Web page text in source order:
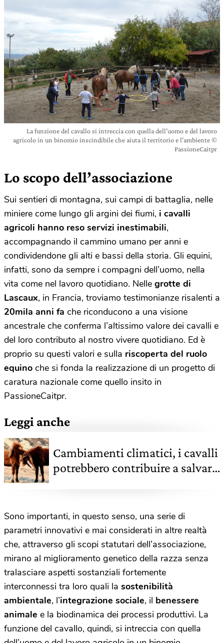
La funzione del cavallo si intreccia con quella dell’uomo e del lavoro
agricolo in un binomio inscindibile che aiuta il territorio e l’ambiente ©
PassioneCaitpr
Lo scopo dell’associazione
Sui sentieri di montagna, sui campi di battaglia, nelle
miniere come lungo gli argini dei fiumi, i cavalli
agricoli hanno reso servizi inestimabili,
accompagnando il cammino umano per anni e
condividendone gli alti e bassi della storia. Gli equini,
infatti, sono da sempre i compagni dell’uomo, nella
vita come nel lavoro quotidiano. Nelle grotte di
Lascaux, in Francia, troviamo testimonianze risalenti a
20mila anni fa che riconducono a una visione
ancestrale che conferma l’altissimo valore dei cavalli e
del loro contributo al nostro vivere quotidiano. Ed è
proprio su questi valori e sulla riscoperta del ruolo
equino che si fonda la realizzazione di un progetto di
caratura nazionale come quello insito in
PassioneCaitpr.
Leggi anche
Cambiamenti climatici, i cavalli
potrebbero contribuire a salvare
Sono importanti, in questo senso, una serie di
parametri innovativi e mai considerati in altre realtà
che, attraverso gli scopi statutari dell’associazione,
mirano al miglioramento genetico della razza senza
tralasciare aspetti sostanziali fortemente
interconnessi tra loro quali la sostenibilità
ambientale, l’integrazione sociale, il benessere
animale e la biodinamica dei processi produttivi. La
funzione del cavallo, quindi, si intreccia con quella